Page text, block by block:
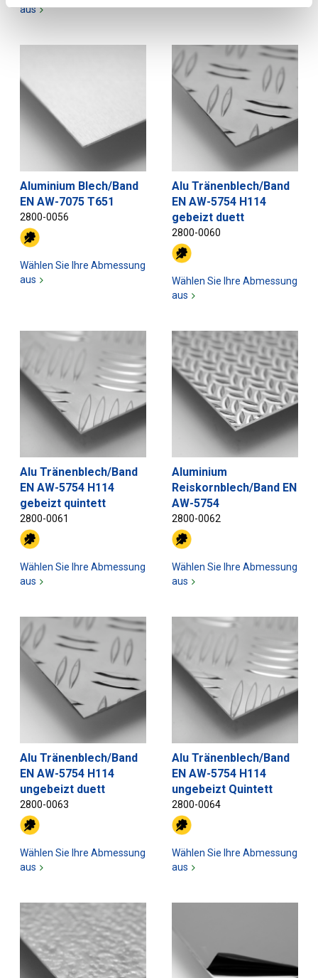
aus
Aluminium Blech/Band
EN AW-7075 T651
2800-0056
Wählen Sie Ihre Abmessung
aus
Alu Tränenblech/Band
EN AW-5754 H114
gebeizt duett
2800-0060
Wählen Sie Ihre Abmessung
aus
Alu Tränenblech/Band
EN AW-5754 H114
gebeizt quintett
2800-0061
Wählen Sie Ihre Abmessung
aus
Aluminium
Reiskornblech/Band EN
AW-5754
2800-0062
Wählen Sie Ihre Abmessung
aus
Alu Tränenblech/Band
EN AW-5754 H114
ungebeizt duett
2800-0063
Wählen Sie Ihre Abmessung
aus
Alu Tränenblech/Band
EN AW-5754 H114
ungebeizt Quintett
2800-0064
Wählen Sie Ihre Abmessung
aus